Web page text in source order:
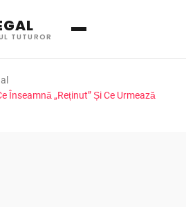
TUTUROR
Înseamnă „reținut” Și Ce Urmează